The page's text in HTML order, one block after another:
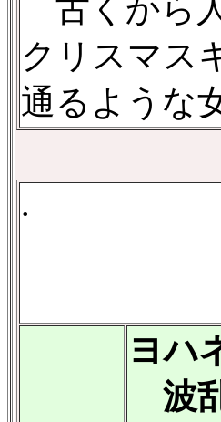
古くから
クリスマス
通るような
.
ヨハ
波